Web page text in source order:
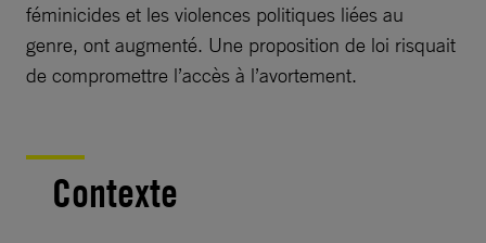
féminicides et les violences politiques liées au
genre, ont augmenté. Une proposition de loi risquait
de compromettre l’accès à l’avortement.
Contexte